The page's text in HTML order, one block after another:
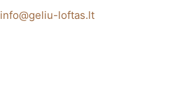
info@geliu-loftas.lt